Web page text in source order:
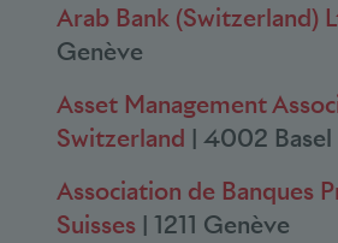
Arab Bank (Switzerland)
Genève
Asset Management
Switzerland | 4002 Basel
Association de Banques
Suisses | 1211 Genève